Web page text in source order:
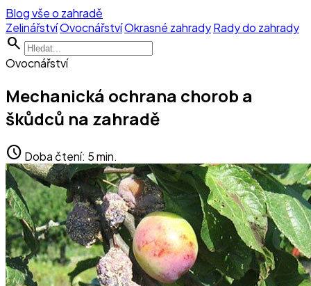
Blog vše o zahradě
ZelinářstvíOvocnářstvíOkrasné zahradyRady do zahrady
search
Ovocnářství
Mechanická ochrana chorob a
škůdců na zahradě
schedule Doba čtení: 5 min.